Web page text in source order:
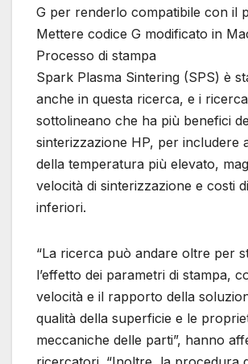
G per renderlo compatibile con il
Mettere codice G modificato in
Processo di stampa
Spark Plasma Sintering (SPS) è
anche in questa ricerca, e i
sottolineano che ha più benefici
sinterizzazione HP, per includere
della temperatura più elevato,
velocità di sinterizzazione e costi
inferiori.
“La ricerca può andare oltre per
l’effetto dei parametri di stampa,
velocità e il rapporto della
qualità della superficie e le
meccaniche delle parti”, hanno